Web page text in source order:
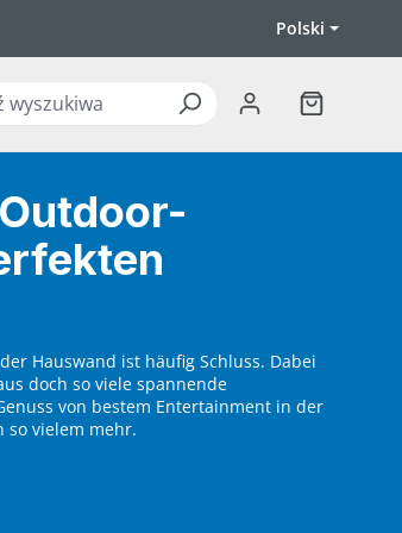
Polski
Koszyk
Hauswand ist häufig Schluss. Dabei
doch so viele spannende
von bestem Entertainment in der
so vielem mehr.